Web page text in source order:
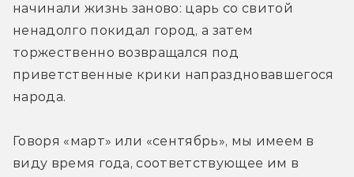
начинали жизнь заново: царь со свитой
ненадолго покидал город, а затем
торжественно возвращался под
приветственные крики напраздновавшегося
народа.
Говоря «март» или «сентябрь», мы имеем в
виду время года, соответствующее им в